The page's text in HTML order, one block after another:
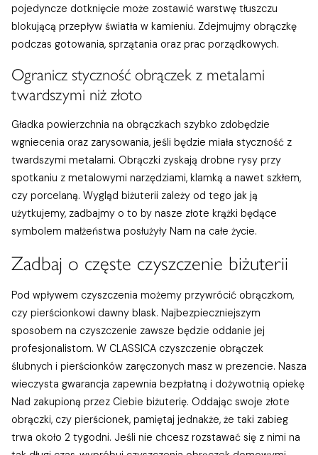
pojedyncze dotknięcie może zostawić warstwę tłuszczu
blokującą przepływ światła w kamieniu. Zdejmujmy obrączkę
podczas gotowania, sprzątania oraz prac porządkowych.
Ogranicz styczność obrączek z metalami
twardszymi niż złoto
Gładka powierzchnia na obrączkach szybko zdobędzie
wgniecenia oraz zarysowania, jeśli będzie miała styczność z
twardszymi metalami. Obrączki zyskają drobne rysy przy
spotkaniu z metalowymi narzędziami, klamką a nawet szkłem,
czy porcelaną. Wygląd biżuterii zależy od tego jak ją
użytkujemy, zadbajmy o to by nasze złote krążki będące
symbolem małżeństwa posłużyły Nam na całe życie.
Zadbaj o częste czyszczenie biżuterii
Pod wpływem czyszczenia możemy przywrócić obrączkom,
czy pierścionkowi dawny blask. Najbezpieczniejszym
sposobem na czyszczenie zawsze będzie oddanie jej
profesjonalistom. W CLASSICA czyszczenie obrączek
ślubnych i pierścionków zaręczonych masz w prezencie. Nasza
wieczysta gwarancja zapewnia bezpłatną i dożywotnią opiekę
Nad zakupioną przez Ciebie biżuterię. Oddając swoje złote
obrączki, czy pierścionek, pamiętaj jednakże, że taki zabieg
trwa około 2 tygodni. Jeśli nie chcesz rozstawać się z nimi na